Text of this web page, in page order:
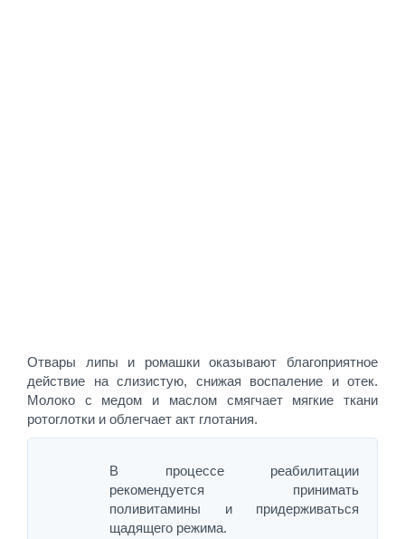
Отвары липы и ромашки оказывают благоприятное
действие на слизистую, снижая воспаление и отек.
Молоко с медом и маслом смягчает мягкие ткани
ротоглотки и облегчает акт глотания.
В процессе реабилитации
рекомендуется принимать
поливитамины и придерживаться
щадящего режима.